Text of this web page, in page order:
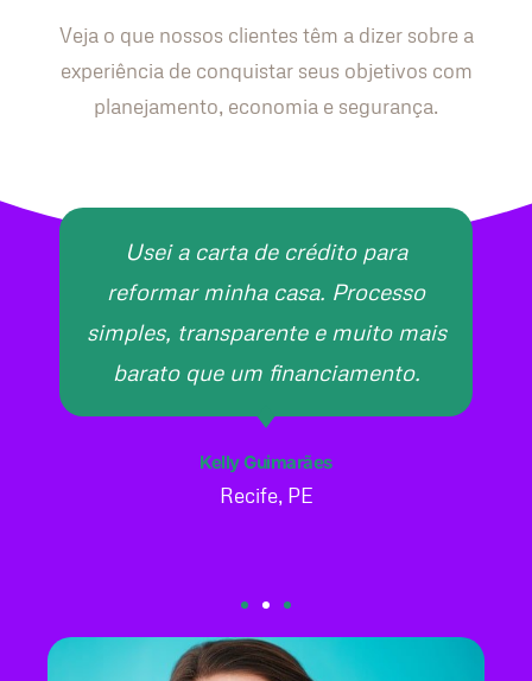
Veja o que nossos clientes têm a dizer sobre a
experiência de conquistar seus objetivos com
planejamento, economia e segurança.
Usei a carta de crédito para
reformar minha casa. Processo
simples, transparente e muito mais
barato que um financiamento.
Kelly Guimarães
Recife, PE